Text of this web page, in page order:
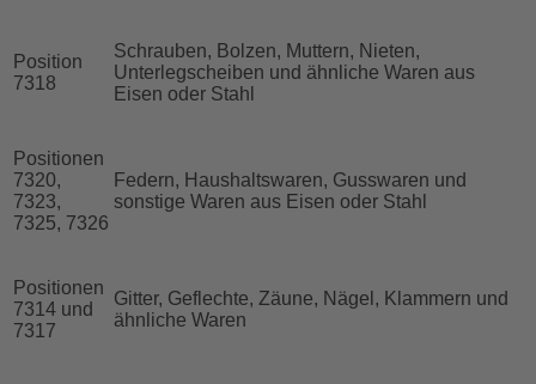
Position
7318
Schrauben, Bolzen, Muttern, Nieten,
Unterlegscheiben und ähnliche Waren aus
Eisen oder Stahl
Positionen
7320,
7323,
7325, 7326
Federn, Haushaltswaren, Gusswaren und
sonstige Waren aus Eisen oder Stahl
Positionen
7314 und
7317
Gitter, Geflechte, Zäune, Nägel, Klammern und
ähnliche Waren